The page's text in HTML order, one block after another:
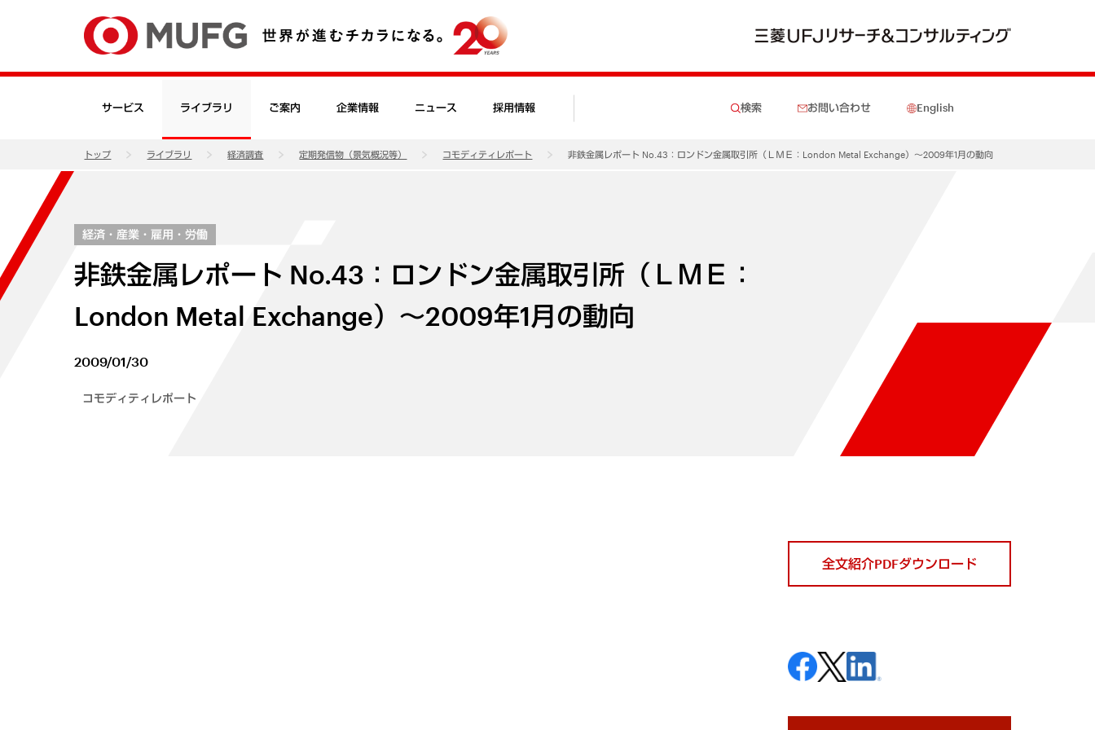
サービス ライブラリ ご案内 企業情報 ニュース 採用情報 検索 お問い合わせ English
トップ ライブラリ 経済調査 定期発信物（景気概況等） コモディティレポート 非鉄金属レポート No.43：ロンドン金属取引所（ＬＭＥ：London Metal Exchange）～2009年1月の動向
経済・産業・雇用・労働
非鉄金属レポート No.43：ロンドン金属取引所（ＬＭＥ：
London Metal Exchange）～2009年1月の動向
2009/01/30
コモディティレポート
全文紹介PDFダウンロード